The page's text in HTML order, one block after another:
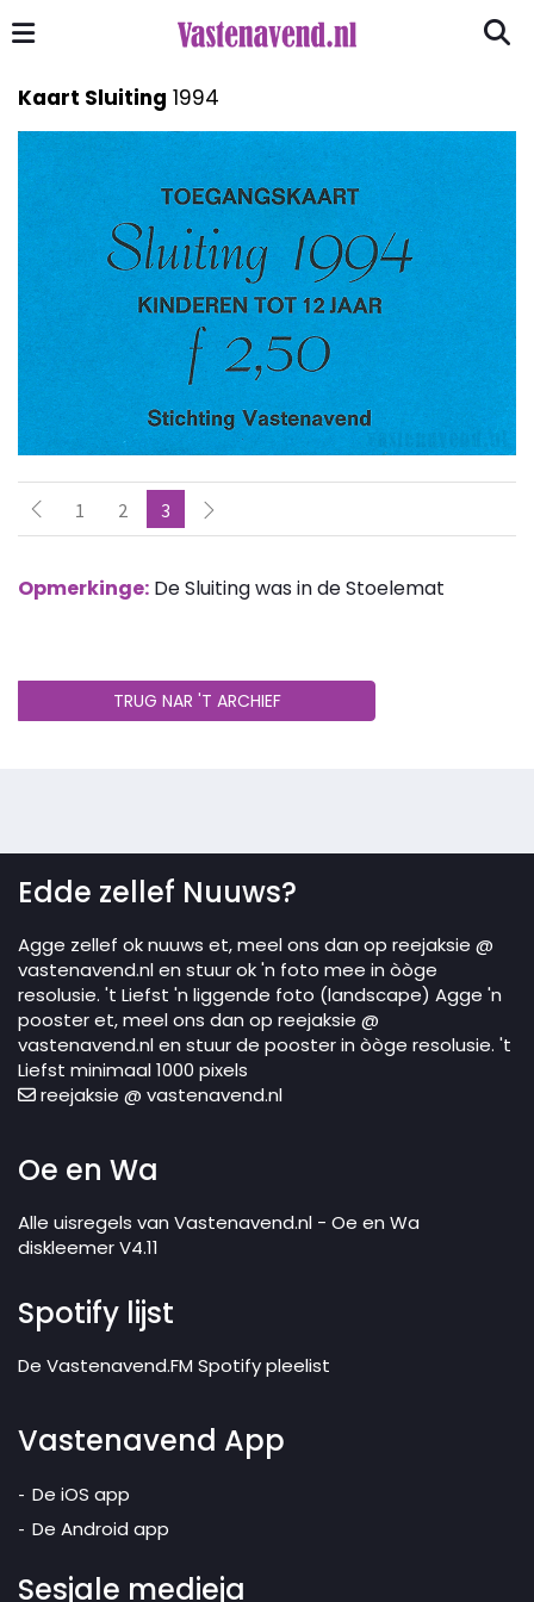
Kaart Sluiting 1994
1 2 3
Opmerkinge: De Sluiting was in de Stoelemat
TRUG NAR 'T ARCHIEF
Edde zellef Nuuws?
Agge zellef ok nuuws et, meel ons dan op reejaksie @
vastenavend.nl en stuur ok 'n foto mee in òòge
resolusie. 't Liefst 'n liggende foto (landscape) Agge 'n
pooster et, meel ons dan op reejaksie @
vastenavend.nl en stuur de pooster in òòge resolusie. 't
Liefst minimaal 1000 pixels
reejaksie @ vastenavend.nl
Oe en Wa
Alle uisregels van Vastenavend.nl - Oe en Wa
diskleemer V4.11
Spotify lijst
De Vastenavend.FM Spotify pleelist
Vastenavend App
De iOS app
De Android app
Sesjale medieja